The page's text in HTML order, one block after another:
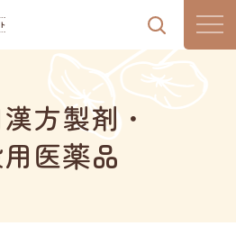
方製剤・
医薬品